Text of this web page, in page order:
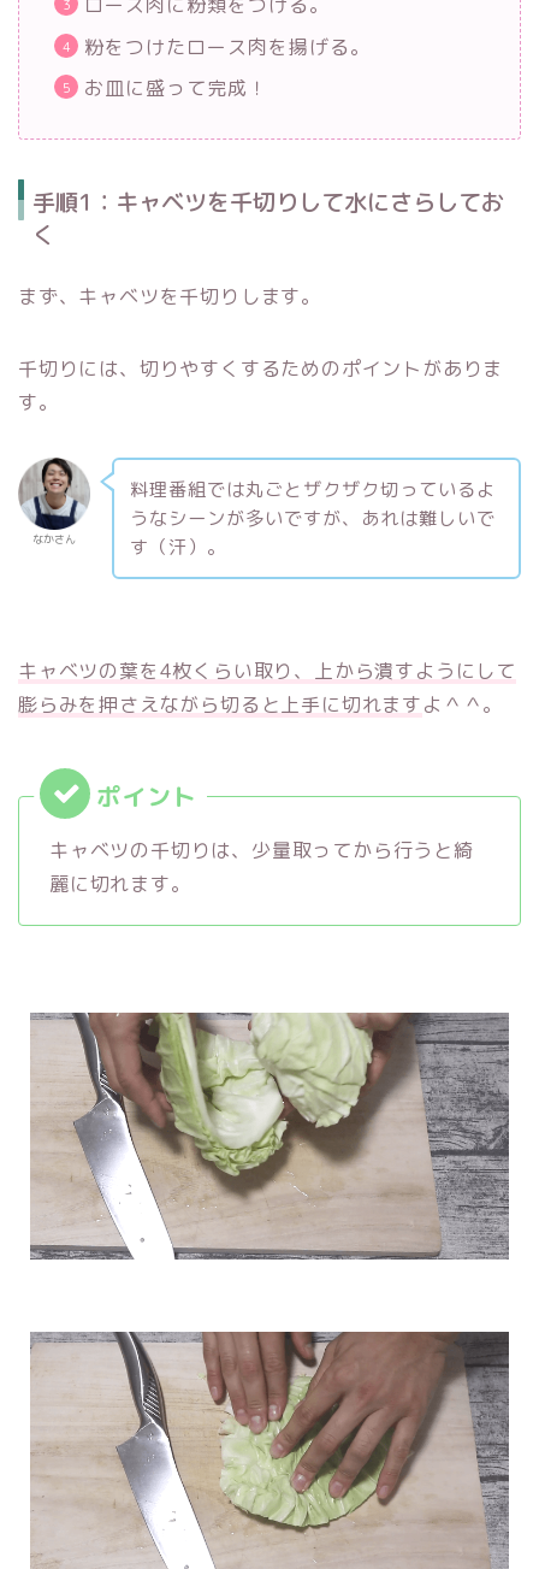
ロース肉に粉類をつける。
粉をつけたロース肉を揚げる。
お皿に盛って完成！
手順1：キャベツを千切りして水にさらしてお
く
まず、キャベツを千切りします。
千切りには、切りやすくするためのポイントがありま
す。
なかさん
料理番組では丸ごとザクザク切っているよ
うなシーンが多いですが、あれは難しいで
す（汗）。
キャベツの葉を4枚くらい取り、上から潰すようにして
膨らみを押さえながら切ると上手に切れますよ＾＾。
キャベツの千切りは、少量取ってから行うと綺
麗に切れます。